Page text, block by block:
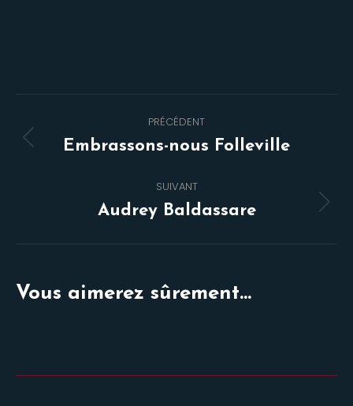
de
PRÉCÉDENT
Onglet
Embrassons-nous Folleville
SUIVANT
Projets
Audrey Baldassare
Vous aimerez sûrement...